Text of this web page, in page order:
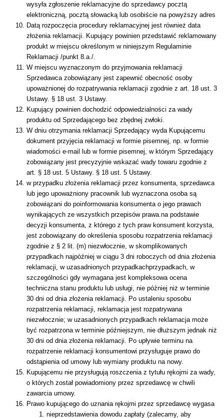
wysyła zgłoszenie reklamacyjne do sprzedawcy pocztą
elektroniczną, pocztą słowacką lub osobiście na powyższy adres
Datą rozpoczęcia procedury reklamacyjnej jest również data
złożenia reklamacji. Kupujący powinien przedstawić reklamowany
produkt w miejscu określonym w niniejszym Regulaminie
Reklamacji /punkt 8.a./.
W miejscu wyznaczonym do przyjmowania reklamacji
Sprzedawca zobowiązany jest zapewnić obecność osoby
upoważnionej do rozpatrywania reklamacji zgodnie z art. 18 ust. 3
Ustawy. § 18 ust. 3 Ustawy.
Kupujący powinien dochodzić odpowiedzialności za wady
produktu od Sprzedającego bez zbędnej zwłoki.
W dniu otrzymania reklamacji Sprzedający wyda Kupującemu
dokument przyjęcia reklamacji w formie pisemnej, np. w formie
wiadomości e-mail lub w formie pisemnej, w którym Sprzedający
zobowiązany jest precyzyjnie wskazać wady towaru zgodnie z
art. § 18 ust. 5 Ustawy. § 18 ust. 5 Ustawy.
w przypadku złożenia reklamacji przez konsumenta, sprzedawca
lub jego upoważniony pracownik lub wyznaczona osoba są
zobowiązani do poinformowania konsumenta o jego prawach
wynikających ze wszystkich przepisów prawa.na podstawie
decyzji konsumenta, z którego z tych praw konsument korzysta,
jest zobowiązany do określenia sposobu rozpatrzenia reklamacji
zgodnie z § 2 lit. (m) niezwłocznie, w skomplikowanych
przypadkach najpóźniej w ciągu 3 dni roboczych od dnia złożenia
reklamacji, w uzasadnionych przypadkachprzypadkach, w
szczególności gdy wymagana jest kompleksowa ocena
techniczna stanu produktu lub usługi, nie później niż w terminie
30 dni od dnia złożenia reklamacji. Po ustaleniu sposobu
rozpatrzenia reklamacji, reklamacja jest rozpatrywana
niezwłocznie; w uzasadnionych przypadkach reklamacja może
być rozpatrzona w terminie późniejszym, nie dłuższym jednak niż
30 dni od dnia złożenia reklamacji. Po upływie terminu na
rozpatrzenie reklamacji konsumentowi przysługuje prawo do
odstąpienia od umowy lub wymiany produktu na nowy.
Kupującemu nie przysługują roszczenia z tytułu rękojmi za wady,
o których został powiadomiony przez sprzedawcę w chwili
zawarcia umowy.
Prawo kupującego do uznania rękojmi przez sprzedawcę wygasa
nieprzedstawienia dowodu zapłaty (zalecamy, aby